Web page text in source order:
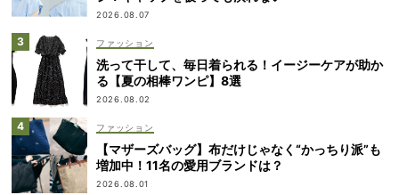
2026.08.07
ファッション
洗って干して、毎日着られる！イージーケアが助か
る【夏の相棒ワンピ】8選
2026.08.02
ファッション
【マザーズバッグ】布だけじゃなく“かっちり派”も
増加中！11名の愛用ブランドは？
2026.08.01